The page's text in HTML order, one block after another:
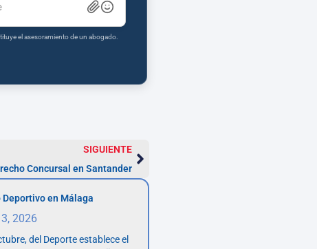
el asesoramiento de un abogado.
SIGUIENTE
Concursal en Santander
en Málaga
2026
del Deporte establece el